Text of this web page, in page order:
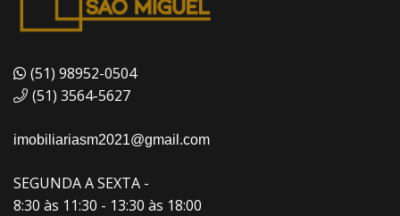
(51) 98952-0504
(51) 3564-5627
imobiliariasm2021@gmail.com
SEGUNDA A SEXTA -
8:30 às 11:30 - 13:30 às 18:00